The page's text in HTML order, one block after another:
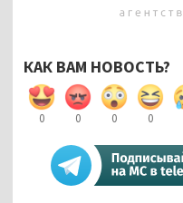
КАК ВАМ НОВОСТЬ?
0 0 0 0